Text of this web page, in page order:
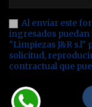
Al enviar este
ingresados
"Limpiezas J&R s.l"
solicitud,
contractual que